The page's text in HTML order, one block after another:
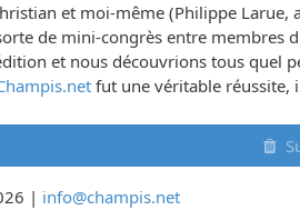
et moi-même (Philippe
de mini-congrès entre membres
et nous découvrions tous quel
fut une véritable réussite,
| info@champis.net